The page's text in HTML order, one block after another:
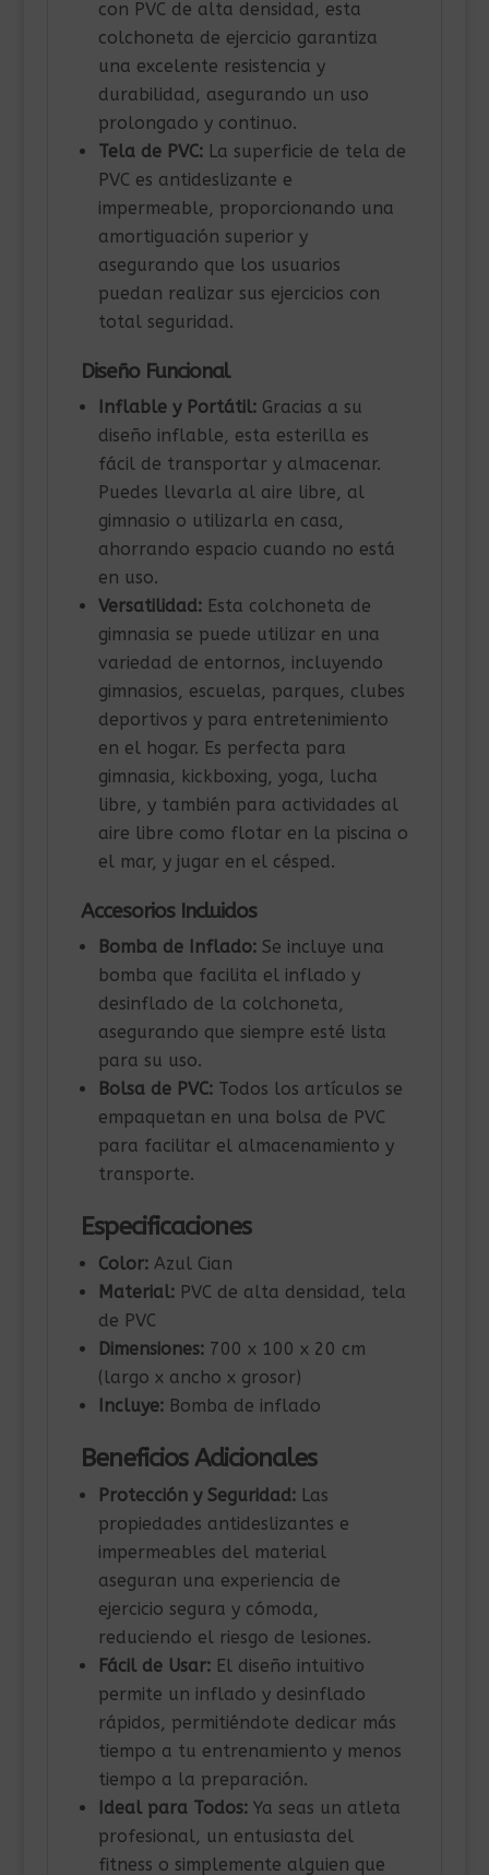
con PVC de alta densidad, esta
colchoneta de ejercicio garantiza
una excelente resistencia y
durabilidad, asegurando un uso
prolongado y continuo.
Tela de PVC:La superficie de tela de
PVC es antideslizante e
impermeable, proporcionando una
amortiguación superior y
asegurando que los usuarios
puedan realizar sus ejercicios con
total seguridad.
Diseño Funcional
Inflable y Portátil:Gracias a su
diseño inflable, esta esterilla es
fácil de transportar y almacenar.
Puedes llevarla al aire libre, al
gimnasio o utilizarla en casa,
ahorrando espacio cuando no está
en uso.
Versatilidad:Esta colchoneta de
gimnasia se puede utilizar en una
variedad de entornos, incluyendo
gimnasios, escuelas, parques, clubes
deportivos y para entretenimiento
en el hogar. Es perfecta para
gimnasia, kickboxing, yoga, lucha
libre, y también para actividades al
aire libre como flotar en la piscina o
el mar, y jugar en el césped.
Accesorios Incluidos
Bomba de Inflado:Se incluye una
bomba que facilita el inflado y
desinflado de la colchoneta,
asegurando que siempre esté lista
para su uso.
Bolsa de PVC:Todos los artículos se
empaquetan en una bolsa de PVC
para facilitar el almacenamiento y
transporte.
Especificaciones
Color:Azul Cian
Material:PVC de alta densidad, tela
de PVC
Dimensiones:700 x 100 x 20 cm
(largo x ancho x grosor)
Incluye:Bomba de inflado
Beneficios Adicionales
Protección y Seguridad:Las
propiedades antideslizantes e
impermeables del material
aseguran una experiencia de
ejercicio segura y cómoda,
reduciendo el riesgo de lesiones.
Fácil de Usar:El diseño intuitivo
permite un inflado y desinflado
rápidos, permitiéndote dedicar más
tiempo a tu entrenamiento y menos
tiempo a la preparación.
Ideal para Todos:Ya seas un atleta
profesional, un entusiasta del
fitness o simplemente alguien que